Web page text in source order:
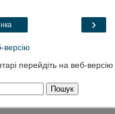
›
версію
перейдіть на веб-версію